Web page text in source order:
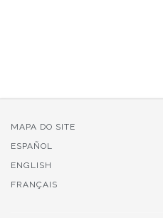
MAPA DO SITE
ESPAÑOL
ENGLISH
FRANÇAIS